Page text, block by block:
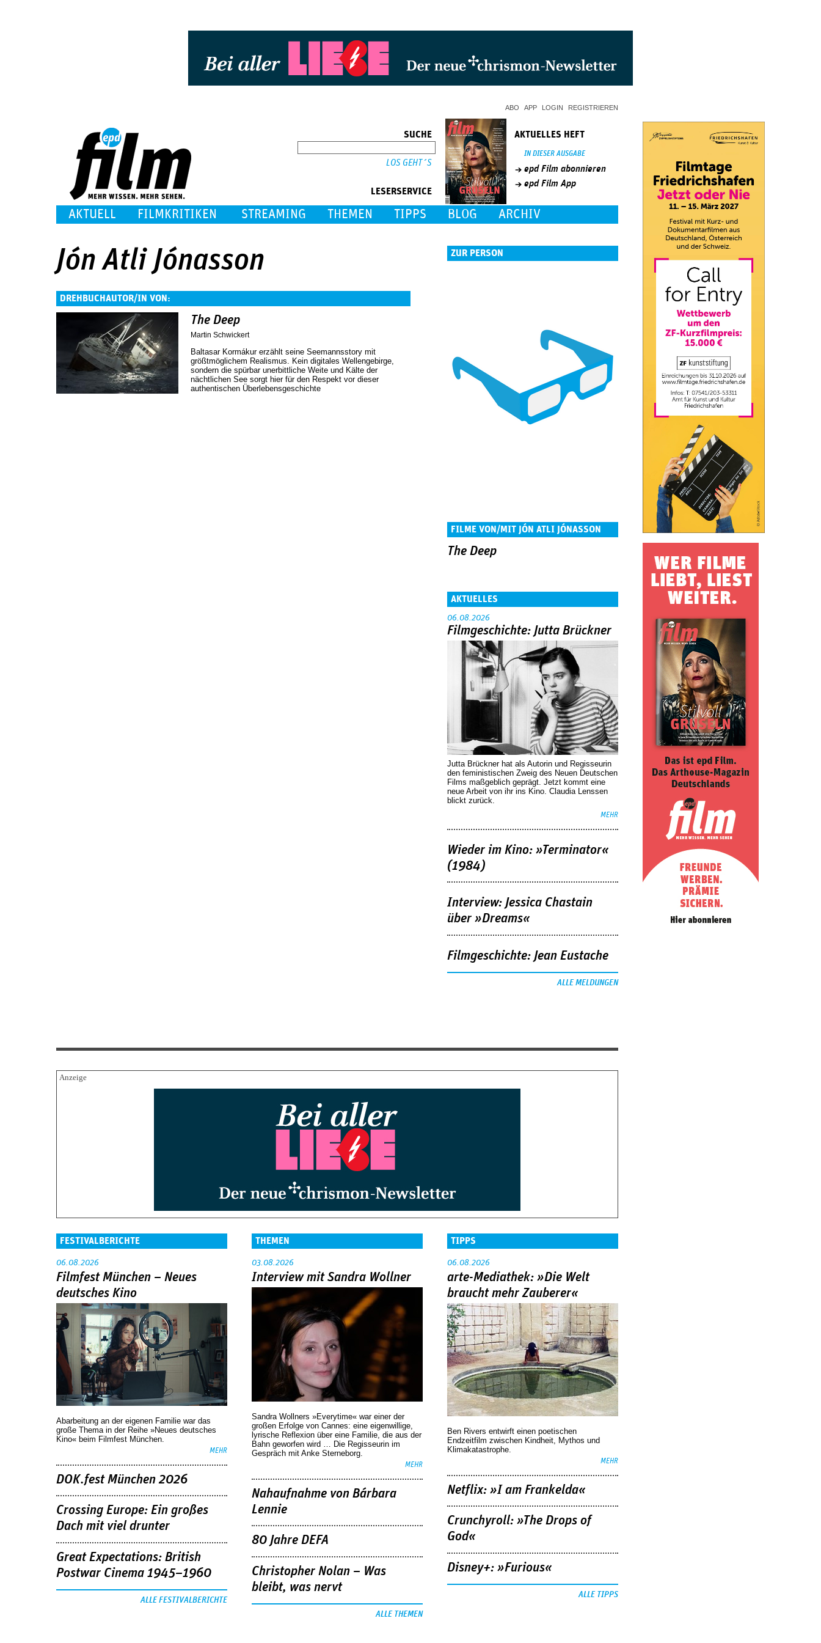
ABO APP LOGIN REGISTRIEREN
SUCHE
LESERSERVICE
AKTUELLES HEFT
IN DIESER AUSGABE
epd Film abonnieren
epd Film App
AKTUELL FILMKRITIKEN STREAMING THEMEN TIPPS BLOG ARCHIV
Jón Atli Jónasson
DREHBUCHAUTOR/IN VON:
The Deep
Martin Schwickert
Baltasar Kormákur erzählt seine Seemannsstory mit
größtmöglichem Realismus. Kein digitales Wellengebirge,
sondern die spürbar unerbittliche Weite und Kälte der
nächtlichen See sorgt hier für den Respekt vor dieser
authentischen Überlebensgeschichte
ZUR PERSON
FILME VON/MIT JÓN ATLI JÓNASSON
The Deep
AKTUELLES
06.08.2026
Filmgeschichte: Jutta Brückner
Jutta Brückner hat als Autorin und Regisseurin
den feministischen Zweig des Neuen Deutschen
Films maßgeblich geprägt. Jetzt kommt eine
neue Arbeit von ihr ins Kino. Claudia Lenssen
blickt zurück.
MEHR
Wieder im Kino: »Terminator«
(1984)
Interview: Jessica Chastain
über »Dreams«
Filmgeschichte: Jean Eustache
ALLE MELDUNGEN
FESTIVALBERICHTE
06.08.2026
Filmfest München – Neues
deutsches Kino
Abarbeitung an der eigenen Familie war das
große Thema in der Reihe »Neues deutsches
Kino« beim Filmfest München.
MEHR
DOK.fest München 2026
Crossing Europe: Ein großes
Dach mit viel drunter
Great Expectations: British
Postwar Cinema 1945–1960
ALLE FESTIVALBERICHTE
THEMEN
03.08.2026
Interview mit Sandra Wollner
Sandra Wollners »Everytime« war einer der
großen Erfolge von Cannes: eine eigenwillige,
lyrische Reflexion über eine ­Familie, die aus der
Bahn geworfen wird … Die Regisseurin im
Gespräch mit Anke Sterneborg.
MEHR
Nahaufnahme von Bárbara
Lennie
80 Jahre DEFA
Christopher Nolan – Was
bleibt, was nervt
ALLE THEMEN
TIPPS
06.08.2026
arte-Mediathek: »Die Welt
braucht mehr Zauberer«
Ben Rivers entwirft einen poetischen
Endzeitfilm zwischen Kindheit, Mythos und
Klimakatastrophe.
MEHR
Netflix: »I am Frankelda«
Crunchyroll: »The Drops of
God«
Disney+: »Furious«
ALLE TIPPS